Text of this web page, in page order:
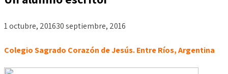
1 octubre, 201630 septiembre, 2016
Colegio Sagrado Corazón de Jesús. Entre Ríos, Argentina